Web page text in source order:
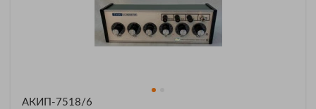
АКИП-7518/6